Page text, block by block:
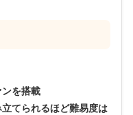
ンを搭載
てられるほど難易度は